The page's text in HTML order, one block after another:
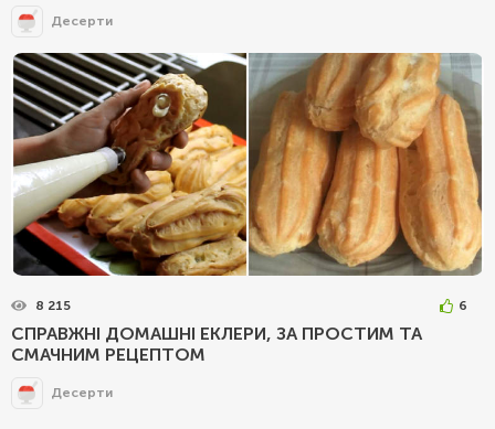
Десерти
8 215 6
СПРАВЖНІ ДОМАШНІ ЕКЛЕРИ, ЗА ПРОСТИМ ТА
СМАЧНИМ РЕЦЕПТОМ
Десерти